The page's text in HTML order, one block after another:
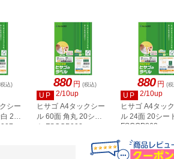
込)
シー
20
880 円 (税込)
UP
2/10up
ヒサゴ A4タックシー
ル 60面 角丸 20シー
ト FSCOP902
880 円 (
UP
2/10up
ヒサゴ A4タッ
ル 24面 20シー
FSCOP863